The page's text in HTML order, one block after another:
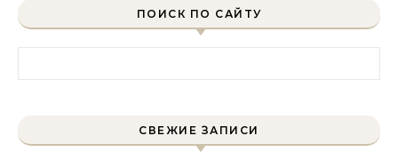
ПОИСК ПО САЙТУ
СВЕЖИЕ ЗАПИСИ